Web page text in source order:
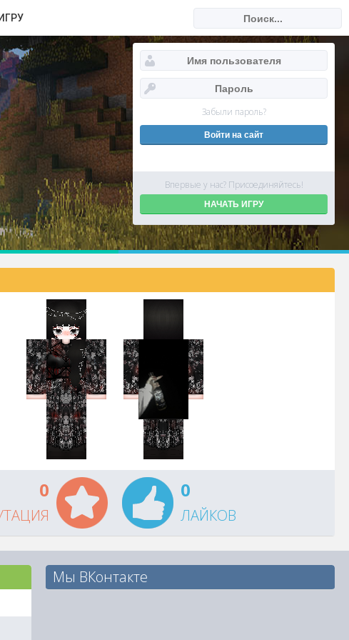
Забыли пароль?
Впервые у нас? Присоединяйтесь!
НАЧАТЬ ИГРУ
0
ЛАЙКОВ
0
Мы ВКонтакте